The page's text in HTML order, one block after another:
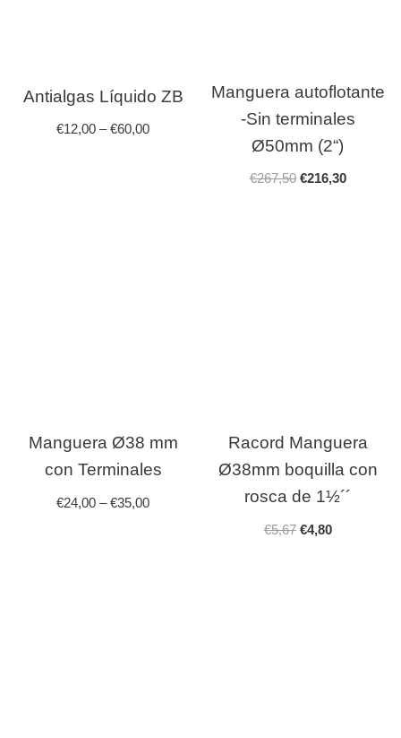
Antialgas Líquido ZB
€12,00 –€60,00
Manguera autoflotante
-Sin terminales
Ø50mm (2“)
€267,50 €216,30
Manguera Ø38 mm
con Terminales
€24,00 –€35,00
Racord Manguera
Ø38mm boquilla con
rosca de 1½´´
€5,67 €4,80